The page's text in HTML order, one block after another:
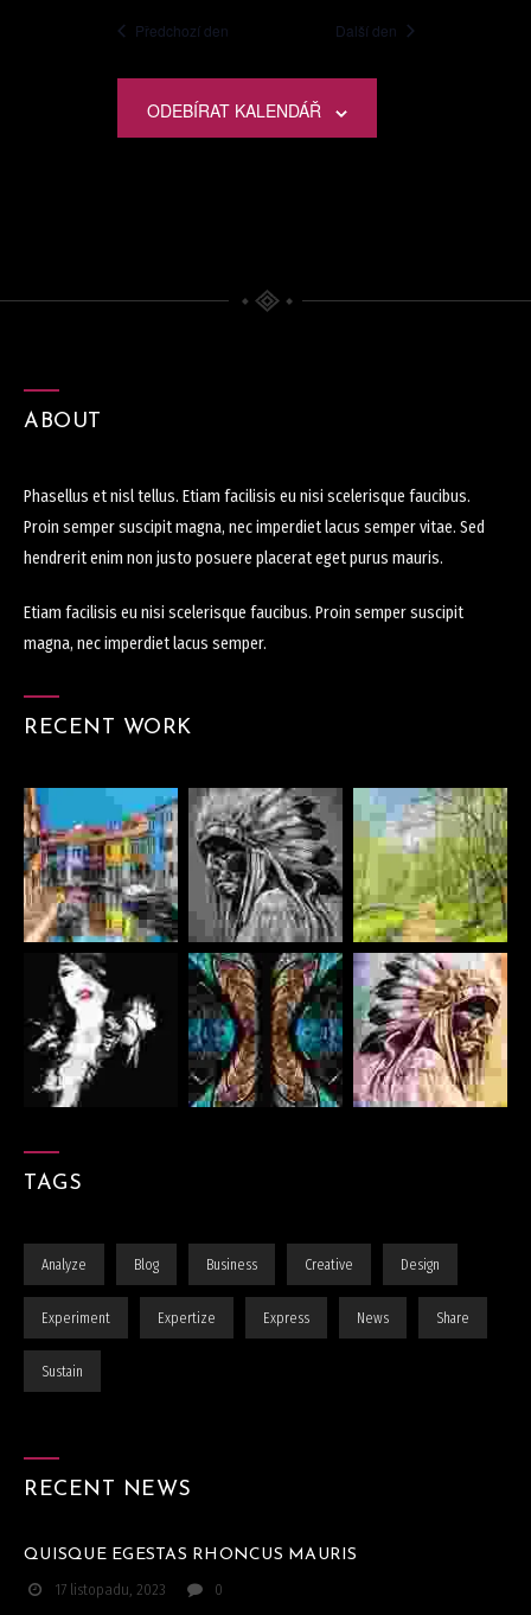
Předchozí den Další den
ODEBÍRAT KALENDÁŘ
ABOUT
Phasellus et nisl tellus. Etiam facilisis eu nisi scelerisque faucibus.
Proin semper suscipit magna, nec imperdiet lacus semper vitae. Sed
hendrerit enim non justo posuere placerat eget purus mauris.
Etiam facilisis eu nisi scelerisque faucibus. Proin semper suscipit
magna, nec imperdiet lacus semper.
RECENT WORK
TAGS
Analyze Blog Business Creative Design
Experiment Expertize Express News Share
Sustain
RECENT NEWS
QUISQUE EGESTAS RHONCUS MAURIS
17 listopadu, 2023
0